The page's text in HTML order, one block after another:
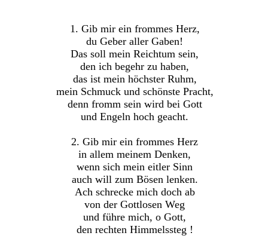
1. Gib mir ein frommes Herz,
du Geber aller Gaben!
Das soll mein Reichtum sein,
den ich begehr zu haben,
das ist mein höchster Ruhm,
mein Schmuck und schönste Pracht,
denn fromm sein wird bei Gott
und Engeln hoch geacht.
2. Gib mir ein frommes Herz
in allem meinem Denken,
wenn sich mein eitler Sinn
auch will zum Bösen lenken.
Ach schrecke mich doch ab
von der Gottlosen Weg
und führe mich, o Gott,
den rechten Himmelssteg !